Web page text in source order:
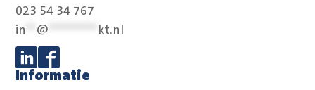
023 54 34 767
in
@ kt.nl
Volg ons op Linkedin
Volg ons op Facebook
Informatie